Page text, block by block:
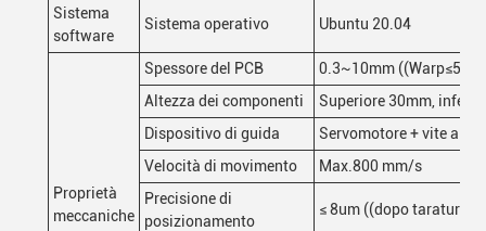
Sistema
software
Sistema operativo Ubuntu 20.04
Proprietà
meccaniche
Spessore del PCB
0.3~10mm
Altezza dei componenti
Superiore 30mm,
Dispositivo di guida
Servomotore + vite a
Velocità di movimento
Max.800 mm/s
Precisione di
posizionamento
≤ 8um ((dopo taratura)